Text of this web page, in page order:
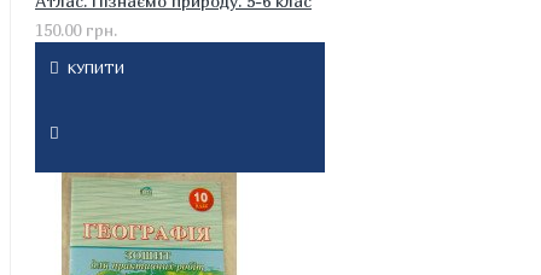
150.00 грн.
КУПИТИ